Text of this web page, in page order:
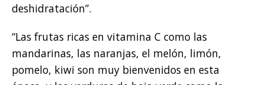
deshidratación”.
“Las frutas ricas en vitamina C como las
mandarinas, las naranjas, el melón, limón,
pomelo, kiwi son muy bienvenidos en esta